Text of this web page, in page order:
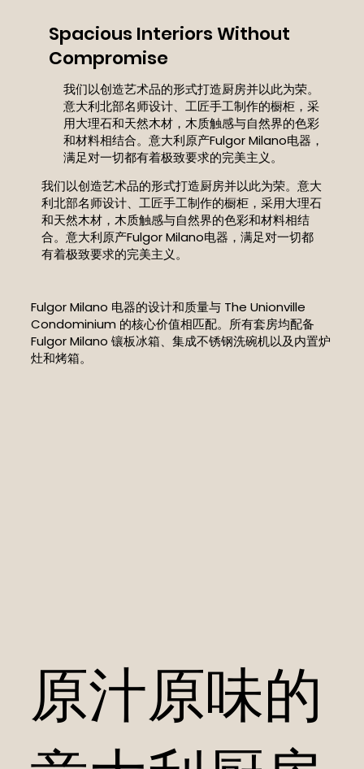
Fulgor Milano 电器的设计和质量与 The Unionville
Condominium 的核心价值相匹配。所有套房均配备
Fulgor Milano 镶板冰箱、集成不锈钢洗碗机以及内置炉
灶和烤箱。
Spacious Interiors Without
Compromise
我们以创造艺术品的形式打造厨房并以此为荣。
意大利北部名师设计、工匠手工制作的橱柜，采
用大理石和天然木材，木质触感与自然界的色彩
和材料相结合。意大利原产Fulgor Milano电器，
满足对一切都有着极致要求的完美主义。
我们以创造艺术品的形式打造厨房并以此为荣。意大
利北部名师设计、工匠手工制作的橱柜，采用大理石
和天然木材，木质触感与自然界的色彩和材料相结
合。意大利原产Fulgor Milano电器，满足对一切都
有着极致要求的完美主义。
原汁原味的